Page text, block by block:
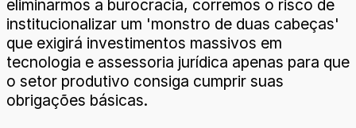
eliminarmos a burocracia, corremos o risco de
institucionalizar um 'monstro de duas cabeças'
que exigirá investimentos massivos em
tecnologia e assessoria jurídica apenas para que
o setor produtivo consiga cumprir suas
obrigações básicas.